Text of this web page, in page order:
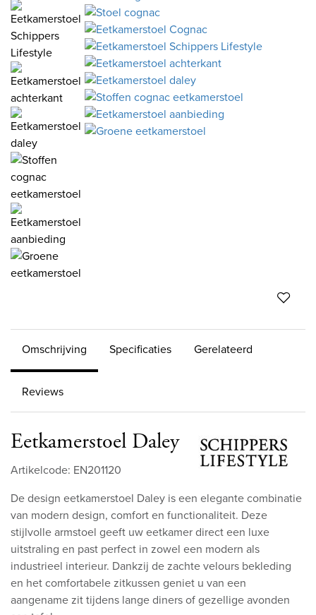
Omschrijving Specificaties Gerelateerd
Reviews
Eetkamerstoel Daley
Artikelcode: EN201120
De design eetkamerstoel Daley is een elegante combinatie
van modern design, comfort en functionaliteit. Deze
stijlvolle armstoel geeft uw eetkamer direct een luxe
uitstraling en past perfect in zowel een modern als
industrieel interieur. Dankzij de zachte velours bekleding
en het comfortabele zitkussen geniet u van een
aangename zit tijdens lange diners of gezellige avonden